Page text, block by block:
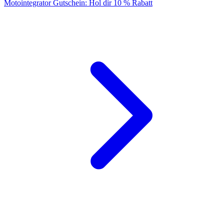
Motointegrator Gutschein: Hol dir 10 % Rabatt